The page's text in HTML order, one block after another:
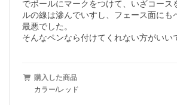
でボールにマークをつけて、いざコース
ルの線は滲んでいすし、フェース面にも
最悪でした。
そんなペンなら付けてくれない方がいい
購入した商品
カラー/レッド